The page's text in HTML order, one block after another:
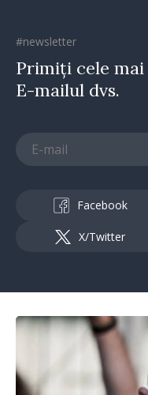
#newsletter
Primiți cele
E-mailul dvs.
Facebook
X/Twitter